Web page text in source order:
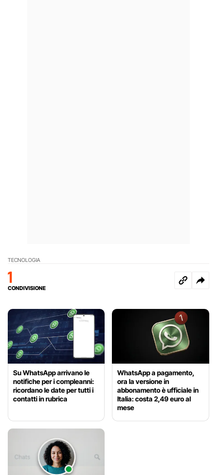
TECNOLOGIA
1
CONDIVISIONE
Su WhatsApp arrivano le
notifiche per i compleanni:
ricordano le date per tutti i
contatti in rubrica
WhatsApp a pagamento,
ora la versione in
abbonamento è ufficiale in
Italia: costa 2,49 euro al
mese